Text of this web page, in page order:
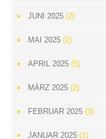
JUNI 2025 (2)
MAI 2025 (2)
APRIL 2025 (5)
MÄRZ 2025 (2)
FEBRUAR 2025 (3)
JANUAR 2025 (1)